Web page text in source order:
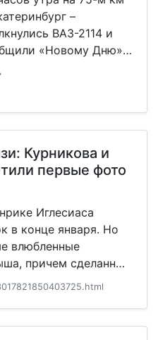
–
ВАЗ-2114 и
«Новому Дню» в
Свердловской
– женщина 1991
Курникова и
первые фото
Иглесиаса
в конце января. Но
влюбленные
причем сделанные
на свет.